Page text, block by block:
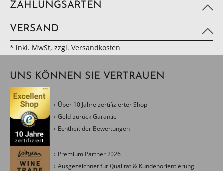
ZAHLUNGSARTEN
VERSAND
* inkl. MwSt, zzgl. Versandkosten
UNS KÖNNEN SIE VERTRAUEN
Über 10 Jahre zertifizierter Shop
Geld-zurück Garantie
Echtheit der Bewertungen
Premium Partner 2026
Ausgezeichnet für Qualität & Kundenorientierung